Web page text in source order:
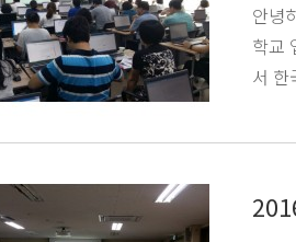
안녕
학교
서 한